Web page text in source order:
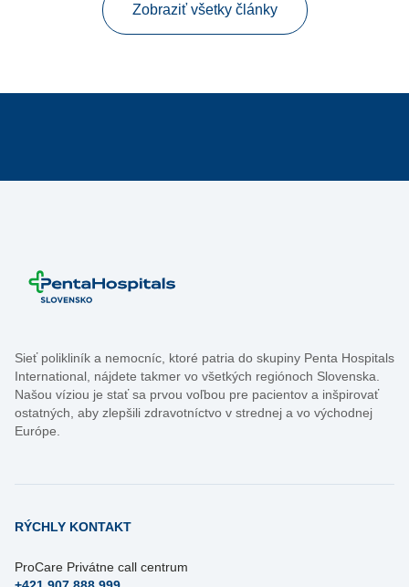
Zobraziť všetky články
Sieť polikliník a nemocníc, ktoré patria do skupiny Penta Hospitals
International, nájdete takmer vo všetkých regiónoch Slovenska.
Našou víziou je stať sa prvou voľbou pre pacientov a inšpirovať
ostatných, aby zlepšili zdravotníctvo v strednej a vo východnej
Európe.
RÝCHLY KONTAKT
ProCare Privátne call centrum